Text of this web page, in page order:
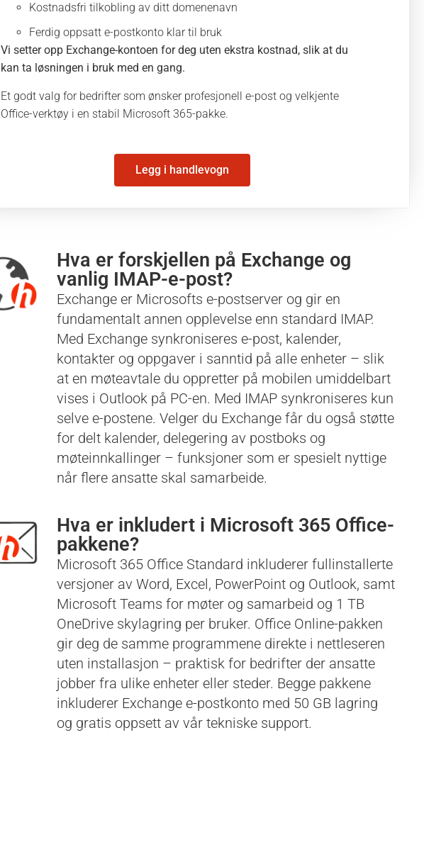
Kostnadsfri tilkobling av ditt domenenavn
Ferdig oppsatt e-postkonto klar til bruk
Vi setter opp Exchange-kontoen for deg uten ekstra kostnad, slik at du
kan ta løsningen i bruk med en gang.
Et godt valg for bedrifter som ønsker profesjonell e-post og velkjente
Office-verktøy i en stabil Microsoft 365-pakke.
Legg i handlevogn
Hva er forskjellen på Exchange og
vanlig IMAP-e-post?
Exchange er Microsofts e-postserver og gir en
fundamentalt annen opplevelse enn standard IMAP.
Med Exchange synkroniseres e-post, kalender,
kontakter og oppgaver i sanntid på alle enheter – slik
at en møteavtale du oppretter på mobilen umiddelbart
vises i Outlook på PC-en. Med IMAP synkroniseres kun
selve e-postene. Velger du Exchange får du også støtte
for delt kalender, delegering av postboks og
møteinnkallinger – funksjoner som er spesielt nyttige
når flere ansatte skal samarbeide.
Hva er inkludert i Microsoft 365 Office-
pakkene?
Microsoft 365 Office Standard inkluderer fullinstallerte
versjoner av Word, Excel, PowerPoint og Outlook, samt
Microsoft Teams for møter og samarbeid og 1 TB
OneDrive skylagring per bruker. Office Online-pakken
gir deg de samme programmene direkte i nettleseren
uten installasjon – praktisk for bedrifter der ansatte
jobber fra ulike enheter eller steder. Begge pakkene
inkluderer Exchange e-postkonto med 50 GB lagring
og gratis oppsett av vår tekniske support.